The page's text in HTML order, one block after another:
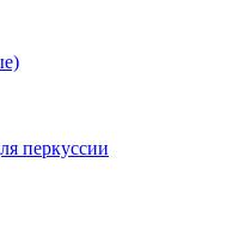
перкуссии